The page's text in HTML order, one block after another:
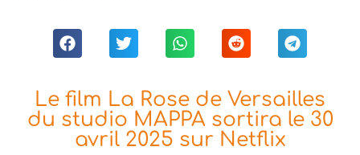
Le film La Rose de Versailles
du studio MAPPA sortira le 30
avril 2025 sur Netflix